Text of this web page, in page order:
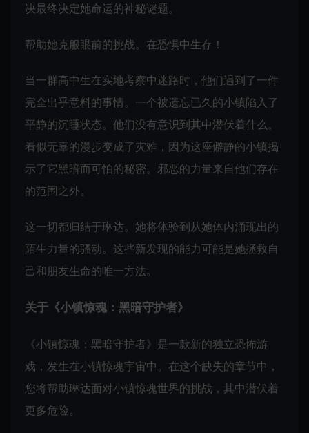
决最终决定她命运的神秘谜题。
帮助她克服眼前的挑战。在恐惧中生存！
当一群高中生在实地考察中迷路时，他们遇到了一件
完全出乎意料的事情。一个被遗忘已久的小镇陷入了
平静的沉睡状态。他们没有意识到其中潜伏着什么。
看似无辜的漫步变成了灾难，因为这座僻静的小镇揭
示了它黑暗而可怕的秘密。邪恶的力量来自他们存在
的范围之外。
这一切都归结于琳达。她将体验到从她体内涌现出的
陌生力量的骚动。这些新发现的能力可能是她拯救自
己和朋友生命的唯一方法。
关于《小镇惊魂：黑暗守护者》
《小镇惊魂：黑暗守护者》是一款新的独立恐怖游
戏，发生在小镇惊魂宇宙中。在这个缺失的章节中，
您将帮助琳达面对小镇惊魂世界的挑战，其中潜伏着
更多危险。